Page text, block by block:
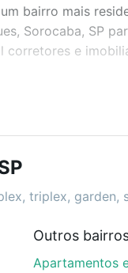
bairro mais
Sorocaba, SP
e
os filtros como
salão de
Sorocaba, SP
dúvida dos
triplex, garden,
Outros
Apartamentos